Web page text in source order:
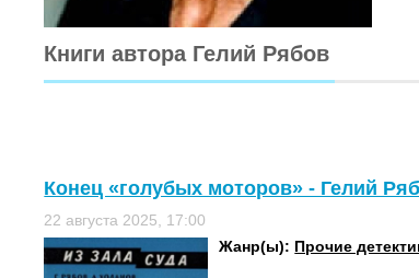
Книги автора Гелий Рябов
Конец «голубых моторов» - Гелий
22 августа 2025, 17:00
Жанр(ы): Прочие